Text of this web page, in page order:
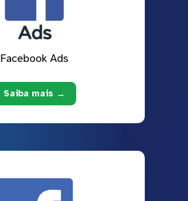
Facebook Ads
Saiba mais →